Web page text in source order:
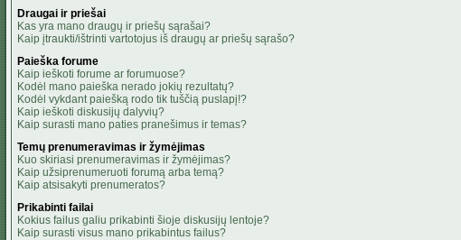
Draugai ir priešai
Kas yra mano draugų ir priešų sąrašai?
Kaip įtraukti/ištrinti vartotojus iš draugų ar priešų sąrašo?
Paieška forume
Kaip ieškoti forume ar forumuose?
Kodėl mano paieška nerado jokių rezultatų?
Kodėl vykdant paiešką rodo tik tuščią puslapį!?
Kaip ieškoti diskusijų dalyvių?
Kaip surasti mano paties pranešimus ir temas?
Temų prenumeravimas ir žymėjimas
Kuo skiriasi prenumeravimas ir žymėjimas?
Kaip užsiprenumeruoti forumą arba temą?
Kaip atsisakyti prenumeratos?
Prikabinti failai
Kokius failus galiu prikabinti šioje diskusijų lentoje?
Kaip surasti visus mano prikabintus failus?